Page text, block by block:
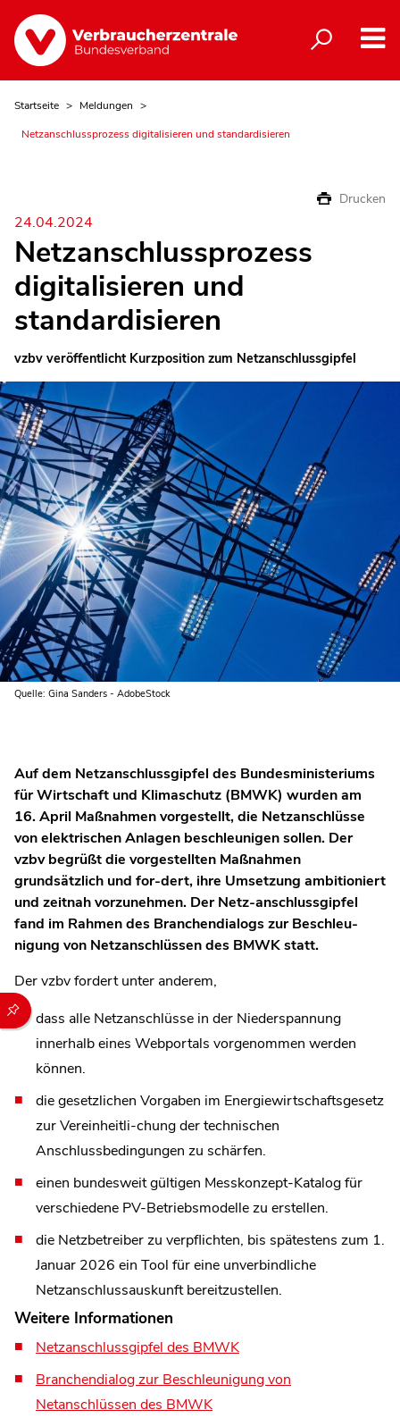
Durch die folgenden Buttons können Sie direkt auf einen
Startseite
Meldungen
Netzanschlussprozess digitalisieren und standardisieren
Drucken
24.04.2024
Netzanschlussprozess
digitalisieren und
standardisieren
vzbv veröffentlicht Kurzposition zum Netzanschlussgipfel
Quelle: Gina Sanders - AdobeStock
Auf dem Netzanschlussgipfel des Bundesministeriums
für Wirtschaft und Klimaschutz (BMWK) wurden am
16. April Maßnahmen vorgestellt, die Netzanschlüsse
von elektrischen Anlagen beschleunigen sollen. Der
vzbv begrüßt die vorgestellten Maßnahmen
grundsätzlich und for-dert, ihre Umsetzung ambitioniert
und zeitnah vorzunehmen. Der Netz-anschlussgipfel
fand im Rahmen des Branchendialogs zur Beschleu-
nigung von Netzanschlüssen des BMWK statt.
Der vzbv fordert unter anderem,
dass alle Netzanschlüsse in der Niederspannung
innerhalb eines Webportals vorgenommen werden
können.
die gesetzlichen Vorgaben im Energiewirtschaftsgesetz
zur Vereinheitli-chung der technischen
Anschlussbedingungen zu schärfen.
einen bundesweit gültigen Messkonzept-Katalog für
verschiedene PV-Betriebsmodelle zu erstellen.
die Netzbetreiber zu verpflichten, bis spätestens zum 1.
Januar 2026 ein Tool für eine unverbindliche
Netzanschlussauskunft bereitzustellen.
Weitere Informationen
Netzanschlussgipfel des BMWK
Branchendialog zur Beschleunigung von
Netanschlüssen des BMWK